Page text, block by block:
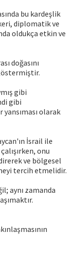
bu kardeşlik
diplomatik ve
oldukça etkin ve
doğasını
gibi
gibi
olarak
İsrail ile
onu
ve bölgesel
tercih etmelidir.
aynı zamanda